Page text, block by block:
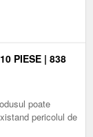
PIESE | 838
poate
pericolul de